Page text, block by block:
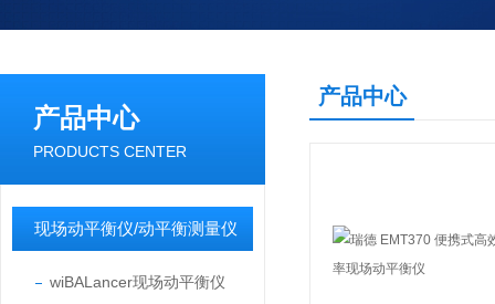
产品中心
PRODUCTS CENTER
现场动平衡仪/动平衡测量仪
wiBALancer现场动平衡仪
产品中心